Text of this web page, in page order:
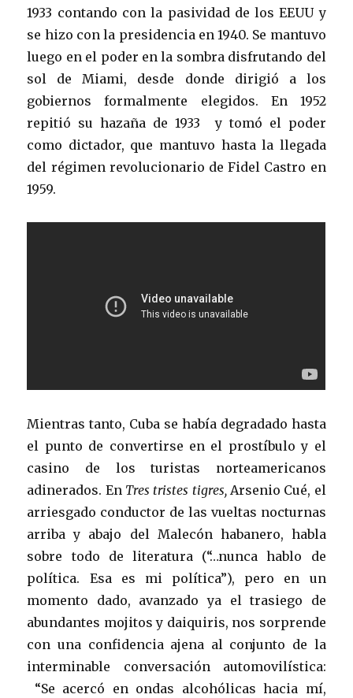
1933 contando con la pasividad de los EEUU y
se hizo con la presidencia en 1940. Se mantuvo
luego en el poder en la sombra disfrutando del
sol de Miami, desde donde dirigió a los
gobiernos formalmente elegidos. En 1952
repitió su hazaña de 1933 y tomó el poder
como dictador, que mantuvo hasta la llegada
del régimen revolucionario de Fidel Castro en
1959.
Mientras tanto, Cuba se había degradado hasta
el punto de convertirse en el prostíbulo y el
casino de los turistas norteamericanos
adinerados. En Tres tristes tigres, Arsenio Cué, el
arriesgado conductor de las vueltas nocturnas
arriba y abajo del Malecón habanero, habla
sobre todo de literatura (“…nunca hablo de
política. Esa es mi política”), pero en un
momento dado, avanzado ya el trasiego de
abundantes mojitos y daiquiris, nos sorprende
con una confidencia ajena al conjunto de la
interminable conversación automovilística:
“Se acercó en ondas alcohólicas hacia mí,